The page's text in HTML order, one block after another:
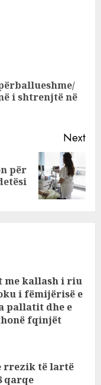
i shtrenjtë në
Next
për
me kallash i riu
i fëmijërisë e
pallatit dhe e
fqinjët
rrezik të lartë
qarqe